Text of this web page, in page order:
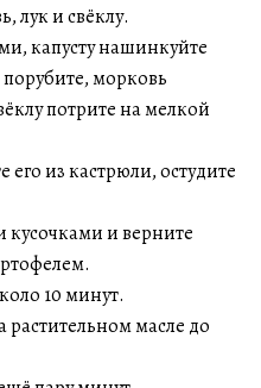
лук и свёклу.
капусту нашинкуйте
морковь
потрите на мелкой
его из кастрюли, остудите
и верните
10 минут.
масле до